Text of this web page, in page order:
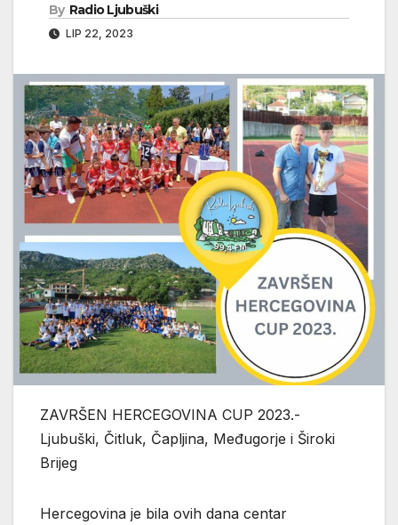
By Radio Ljubuški
LIP 22, 2023
ZAVRŠEN HERCEGOVINA CUP 2023.-
Ljubuški, Čitluk, Čapljina, Međugorje i Široki
Brijeg
Hercegovina je bila ovih dana centar